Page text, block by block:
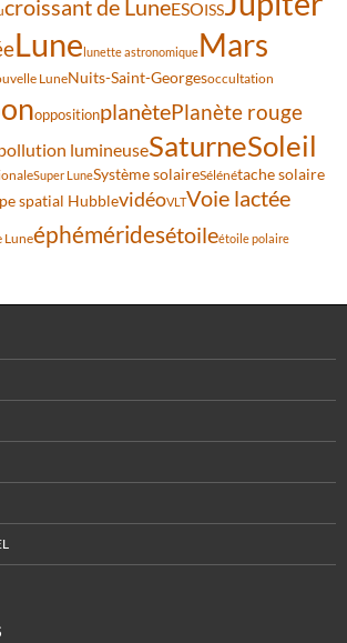
croissant de LuneESOISS
Lunelunette astronomiqueMars
LuneNuits-Saint-Georgesoccultation
oppositionplanètePlanète rouge
lumineuseSaturneSoleil
Super LuneSystème solaireSélénétache solaire
spatial HubblevidéoVLTVoie lactée
Luneéphéméridesétoileétoile polaire